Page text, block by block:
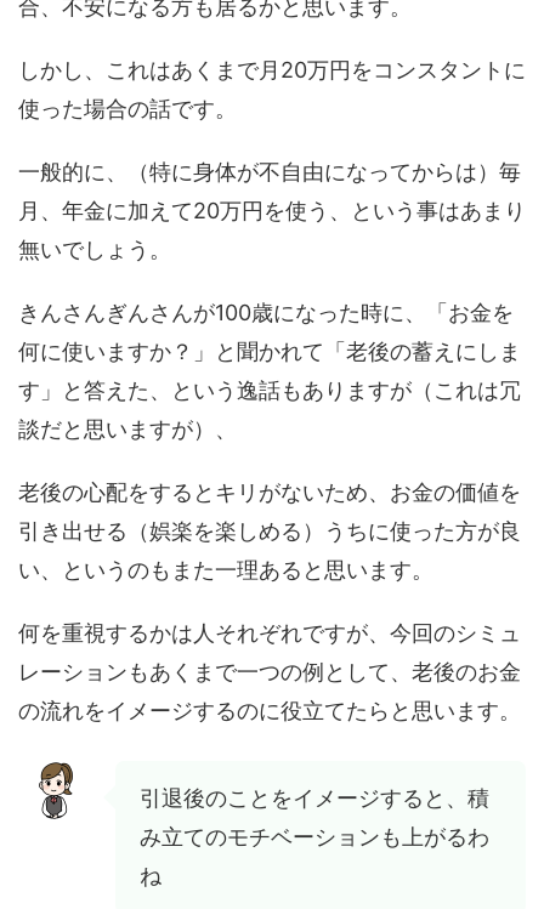
合、不安になる方も居るかと思います。
しかし、これはあくまで月20万円をコンスタントに
使った場合の話です。
一般的に、（特に身体が不自由になってからは）毎
月、年金に加えて20万円を使う、という事はあまり
無いでしょう。
きんさんぎんさんが100歳になった時に、「お金を
何に使いますか？」と聞かれて「老後の蓄えにしま
す」と答えた、という逸話もありますが（これは冗
談だと思いますが）、
老後の心配をするとキリがないため、お金の価値を
引き出せる（娯楽を楽しめる）うちに使った方が良
い、というのもまた一理あると思います。
何を重視するかは人それぞれですが、今回のシミュ
レーションもあくまで一つの例として、老後のお金
の流れをイメージするのに役立てたらと思います。
引退後のことをイメージすると、積
み立てのモチベーションも上がるわ
ね